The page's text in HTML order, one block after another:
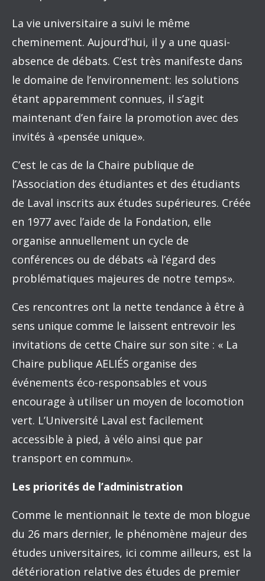
La vie universitaire a suivi le même
cheminement. Aujourd’hui, il y a une quasi-
absence de débats. C’est très manifeste dans
le domaine de l’environnement: les solutions
étant apparemment connues, il s’agit
maintenant d’en faire la promotion avec des
invités à «pensée unique».
C’est le cas de la Chaire publique de
l’Association des étudiantes et des étudiants
de Laval inscrits aux études supérieures. Créée
en 1977 avec l’aide de la Fondation, elle
organise annuellement un cycle de
conférences ou de débats «à l’égard des
problématiques majeures de notre temps».
Ces rencontres ont la nette tendance à être à
sens unique comme le laissent entrevoir les
invitations de cette Chaire sur son site : « La
Chaire publique AELIÉS organise des
événements éco-responsables et vous
encourage à utiliser un moyen de locomotion
vert. L’Université Laval est facilement
accessible à pied, à vélo ainsi que par
transport en commun».
Les priorités de l’administration
Comme le mentionnait le texte de mon blogue
du 26 mars dernier, le phénomène majeur des
études universitaires, ici comme ailleurs, est la
détérioration relative des études de premier